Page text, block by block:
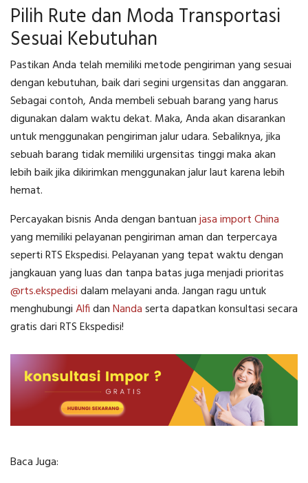
Pilih Rute dan Moda Transportasi
Sesuai Kebutuhan
Pastikan Anda telah memiliki metode pengiriman yang sesuai
dengan kebutuhan, baik dari segini urgensitas dan anggaran.
Sebagai contoh, Anda membeli sebuah barang yang harus
digunakan dalam waktu dekat. Maka, Anda akan disarankan
untuk menggunakan pengiriman jalur udara. Sebaliknya, jika
sebuah barang tidak memiliki urgensitas tinggi maka akan
lebih baik jika dikirimkan menggunakan jalur laut karena lebih
hemat.
Percayakan bisnis Anda dengan bantuanjasa import China
yang memiliki pelayanan pengiriman aman dan terpercaya
seperti RTS Ekspedisi. Pelayanan yang tepat waktu dengan
jangkauan yang luas dan tanpa batas juga menjadi prioritas
@rts.ekspedisidalam melayani anda. Jangan ragu untuk
menghubungiAlfidanNandaserta dapatkan konsultasi secara
gratis dari RTS Ekspedisi!
Baca Juga: